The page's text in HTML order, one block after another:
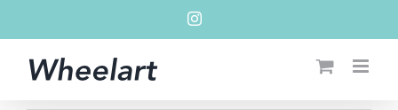
Inhalt
springen
Instagram